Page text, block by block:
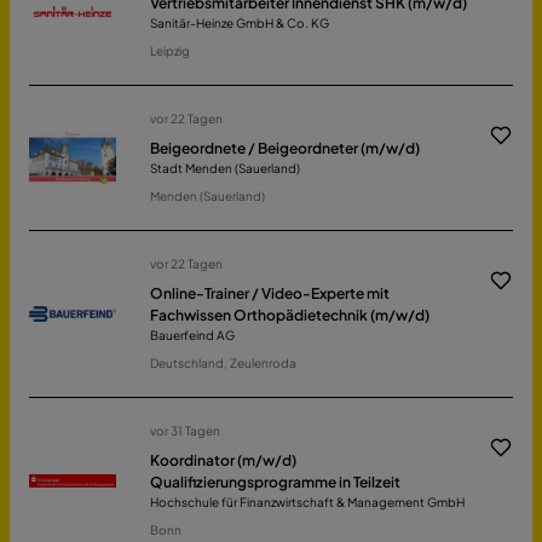
Sanitär-Heinze GmbH & Co. KG
Leipzig
vor 22 Tagen
Beigeordnete / Beigeordneter (m/w/d)
Stadt Menden (Sauerland)
Menden (Sauerland)
vor 22 Tagen
Online-Trainer / Video-Experte mit
Fachwissen Orthopädietechnik (m/w/d)
Bauerfeind AG
Deutschland, Zeulenroda
vor 31 Tagen
Koordinator (m/w/d)
Qualifizierungsprogramme in Teilzeit
Hochschule für Finanzwirtschaft & Management GmbH
Bonn